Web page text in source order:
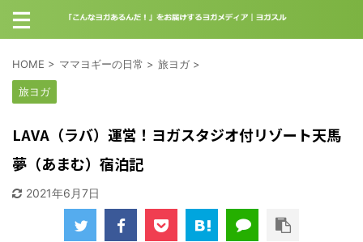
HOME > ママヨギーの日常 > 旅ヨガ >
旅ヨガ
LAVA（ラバ）運営！ヨガスタジオ付リゾート天馬
夢（あまむ）宿泊記
2021年6月7日